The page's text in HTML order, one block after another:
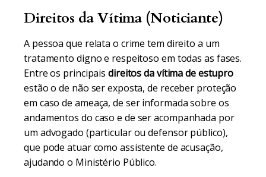
Direitos da Vítima (Noticiante)
A pessoa que relata o crime tem direito a um
tratamento digno e respeitoso em todas as fases.
Entre os principais direitos da vítima de estupro
estão o de não ser exposta, de receber proteção
em caso de ameaça, de ser informada sobre os
andamentos do caso e de ser acompanhada por
um advogado (particular ou defensor público),
que pode atuar como assistente de acusação,
ajudando o Ministério Público.